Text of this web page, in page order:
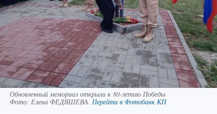
Обновленный мемориал открыли к 80-летию Победы
Фото: Елена ФЕДЯШЕВА. Перейти в Фотобанк КП